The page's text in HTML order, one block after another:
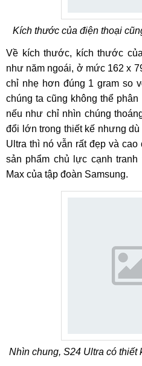
Kích thước của điện thoại
Về kích thước, kích thước
như năm ngoái, ở mức 162 x
chỉ nhẹ hơn đúng 1 gram so
chúng ta cũng không thể
nếu như chỉ nhìn chúng
đổi lớn trong thiết kế nhưng
Ultra thì nó vẫn rất đẹp và
sản phẩm chủ lực cạnh
Max của tập đoàn Samsung.
Nhìn chung, S24 Ultra có thiết